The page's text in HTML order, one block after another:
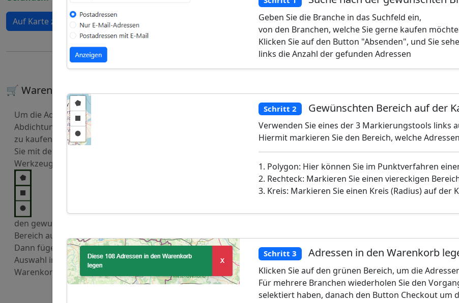
Auf Karte zeigen
🛒 Warenkorb
Um die Adressen von
Abdichtungsunternehmen
zu kaufen, markieren
Sie mit den
Werkzeugen
den gewuenschten
Bereich auf der Karte.
Dann fügen Sie diese
Auswahl in den
Warenkorb hinzu.
layers
Delete
Geben Sie die Branche in das Suchfeld ein,
von den Branchen, welche Sie gerne kaufen
Klicken Sie auf den Button "Absenden", und Sie
links die Anzahl der gefunden Adressen
Schritt 2 Gewünschten Bereich auf der
Verwenden Sie eines der 3 Markierungstools links
Hiermit markieren Sie den Bereich, welche
1. Polygon: Hier können Sie im Punktverfahren
2. Rechteck: Markieren Sie einen viereckigen
3. Kreis: Markieren Sie einen Kreis (Radius) auf der
Schritt 3 Adressen in den Warenkorb
Klicken Sie auf den grünen Bereich, um die
Für mehrere Branchen wiederholen Sie den
selektiert haben, danach den Button Checkout um